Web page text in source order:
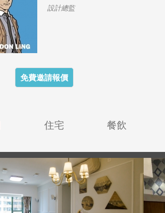
設計總監
免費邀請報價
住宅 餐飲